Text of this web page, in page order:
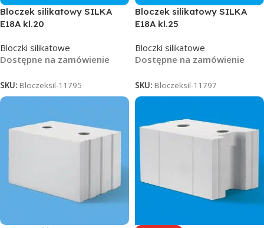
Bloczek silikatowy SILKA
E18A kl.20
Bloczki silikatowe
Dostępne na zamówienie
SKU: Bloczeksil-11795
Bloczek silikatowy SILKA
E18A kl.25
Bloczki silikatowe
Dostępne na zamówienie
SKU: Bloczeksil-11797